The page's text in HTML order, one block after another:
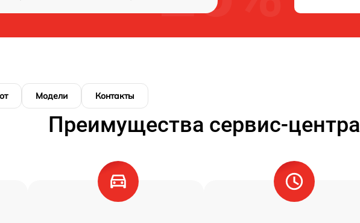
Модели Контакты
Преимущества сервис-центра